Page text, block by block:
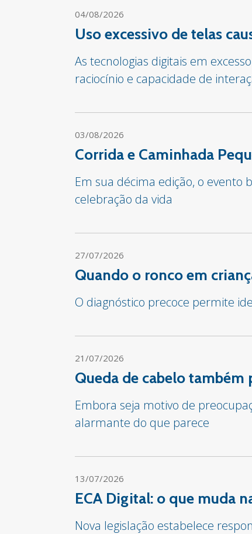
04/08/2026
Uso excessivo de telas
As tecnologias digitais em
raciocínio e capacidade de
03/08/2026
Corrida e Caminhada
Em sua décima edição, o evento
celebração da vida
27/07/2026
Quando o ronco em
O diagnóstico precoce permite
21/07/2026
Queda de cabelo também
Embora seja motivo de
alarmante do que parece
13/07/2026
ECA Digital: o que muda
Nova legislação estabelece